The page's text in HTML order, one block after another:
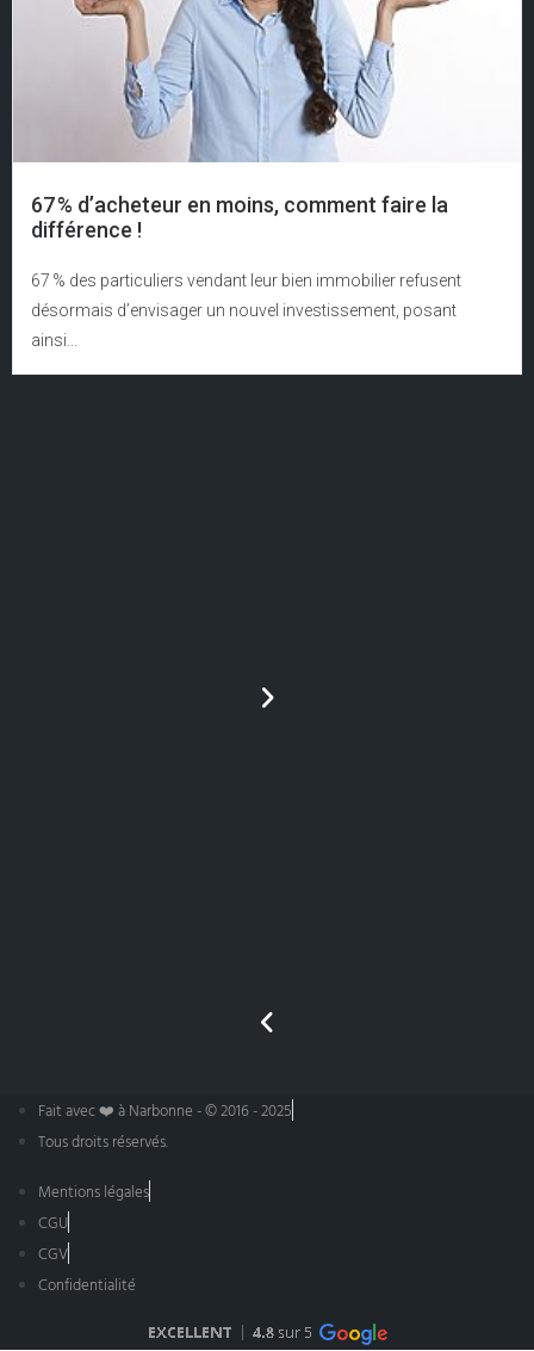
67 % d’acheteur en moins, comment faire la
différence !
67 % des particuliers vendant leur bien immobilier refusent
désormais d’envisager un nouvel investissement, posant
ainsi...
Fait avec ❤️ à Narbonne - © 2016 - 2025
Tous droits réservés.
Mentions légales
CGU
CGV
Confidentialité